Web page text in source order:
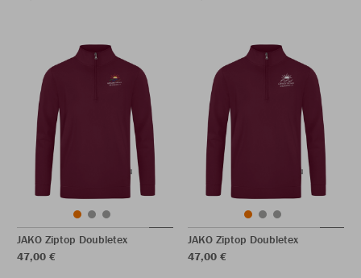
JAKO Ziptop Doubletex
47,00 €
JAKO Ziptop Doubletex
47,00 €